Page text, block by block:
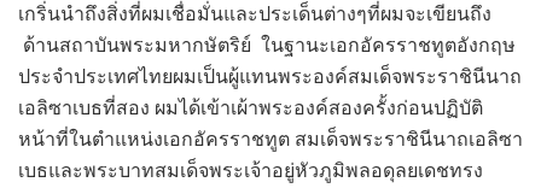
เกริ่นนำถึงสิ่งที่ผมเชื่อมั่นและประเด็นต่างๆที่ผมจะเขียนถึง
ด้านสถาบันพระมหากษัตริย์ ในฐานะเอกอัครราชทูตอังกฤษ
ประจำประเทศไทยผมเป็นผู้แทนพระองค์สมเด็จพระราชินีนาถ
เอลิซาเบธที่สอง ผมได้เข้าเผ้าพระองค์สองครั้งก่อนปฏิบัติ
หน้าที่ในตำแหน่งเอกอัครราชทูต สมเด็จพระราชินีนาถเอลิซา
เบธและพระบาทสมเด็จพระเจ้าอยู่หัวภูมิพลอดุลยเดชทรง